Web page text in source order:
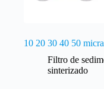
10 20 30 40 50
Filtro de
sinterizado